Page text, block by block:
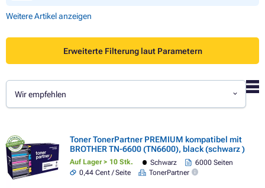
Weitere Artikel anzeigen
Erweiterte Filterung laut Parametern
Wir empfehlen
Toner TonerPartner PREMIUM kompatibel mit
BROTHER TN-6600 (TN6600), black (schwarz )
Auf Lager > 10 Stk. Schwarz
6000 Seiten
0,44 Cent / Seite
TonerPartner